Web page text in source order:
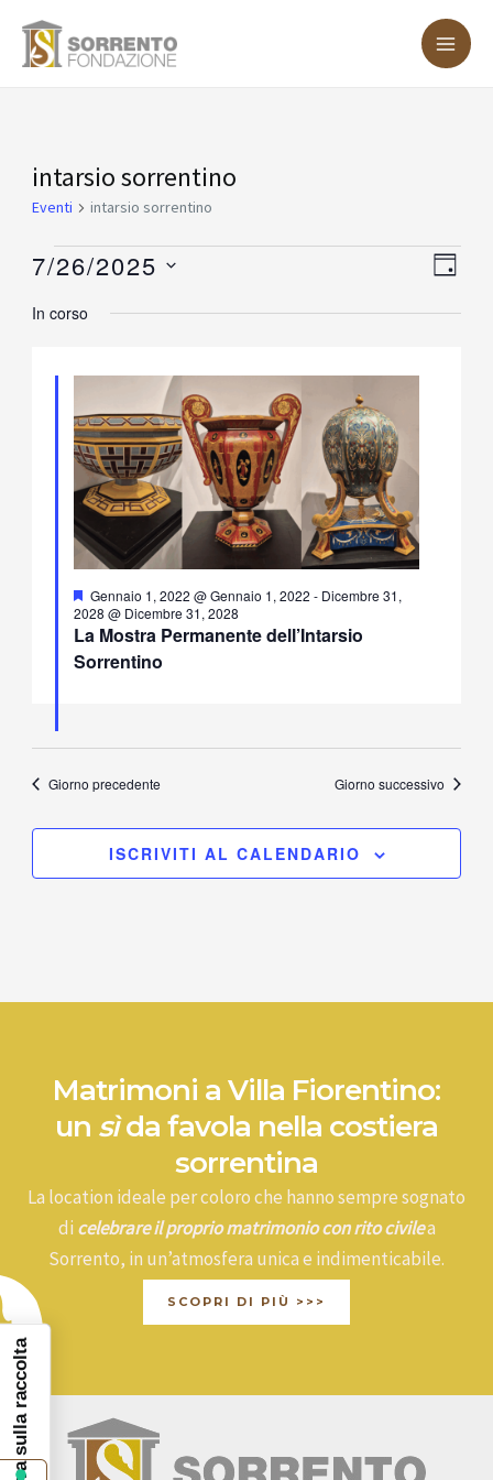
intarsio sorrentino
Eventi intarsio sorrentino
Eventi
for
Luglio
26,
2025
7/26/2025
In corso
La Mostra Permanente dell’Intarsio
Sorrentino
Segnalati
Gennaio 1, 2022 @ Gennaio 1, 2022 - Dicembre 31,
2028 @ Dicembre 31, 2028
Giorno precedente Giorno successivo
ISCRIVITI AL CALENDARIO
Matrimoni a Villa Fiorentino:
un sìda favola nella costiera
sorrentina
La location ideale per coloro che hanno sempre sognato
di celebrare il proprio matrimonio con rito civilea
Sorrento, in un’atmosfera unica e indimenticabile.
SCOPRI DI PIÙ >>>